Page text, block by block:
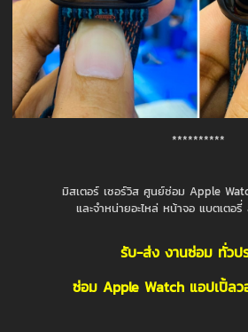
**********
มิสเตอร์ เซอร์วิส ศูนย์ซ่อม Apple
และจำหน่ายอะไหล่ หน้าจอ แบตเตอ
รับ-ส่ง งานซ่อม ทั่วป
ซ่อม Apple Watch แอปเปิ้ลว